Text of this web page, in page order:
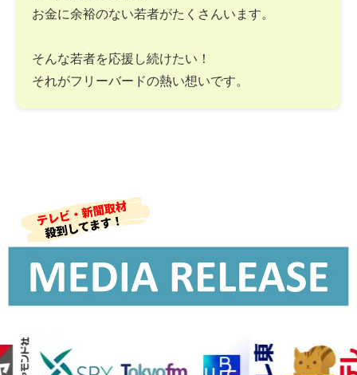
お金に余裕のない若者がたくさんいます。
そんな若者を応援し続けたい！
それがフリーバードの熱い想いです。